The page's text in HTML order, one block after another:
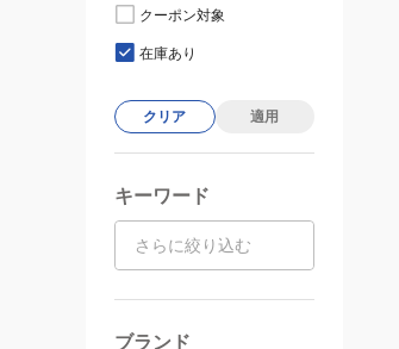
クーポン対象
在庫あり
クリア 適用
キーワード
ブランド